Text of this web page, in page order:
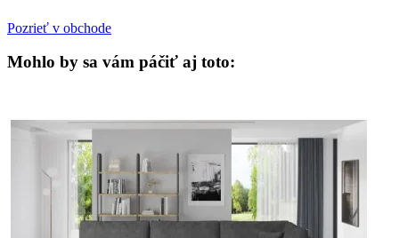
Pozrieť v obchode
Mohlo by sa vám páčiť aj toto: